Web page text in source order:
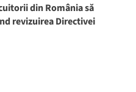
din România să
revizuirea Directivei